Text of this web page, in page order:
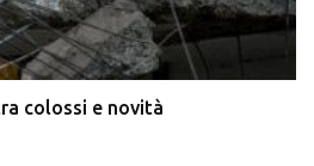
colossi e novità